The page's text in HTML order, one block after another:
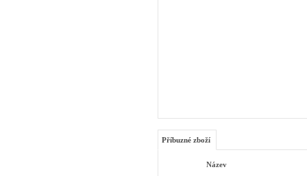
Příbuzné zboží
Název